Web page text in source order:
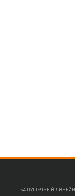
54-ПУШЕЧНЫЙ